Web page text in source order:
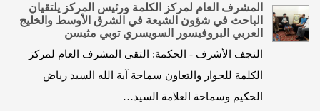
المشرف العام لمركز الكلمة ورئيس المركز يلتقيان
الباحث في شؤون الشيعة في الشرق الأوسط والخليج
العربي البروفيسور السويسري توبي مثيسن
النجف الأشرف - الحكمة: التقى المشرف العام لمركز
الكلمة للحوار والتعاون سماحة آية الله السيد رياض
الحكيم وسماحة العلامة السيد…